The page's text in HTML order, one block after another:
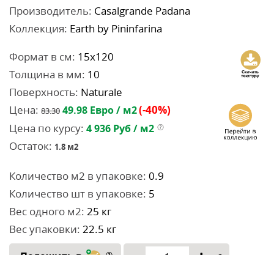
Производитель: Casalgrande Padana
Коллекция: Earth by Pininfarina
Формат в см: 15x120
Толщина в мм: 10
Поверхность: Naturale
Цена: 83.30 49.98 Евро / м2(-40%)
Цена по курсу: 4 936 Руб / м2
Остаток: 1.8 м2
Количество м2 в упаковке: 0.9
Количество шт в упаковке: 5
Вес одного м2: 25 кг
Вес упаковки: 22.5 кг